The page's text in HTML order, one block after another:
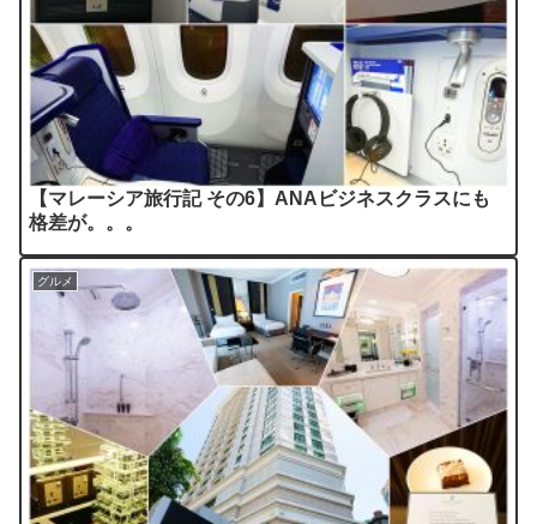
【マレーシア旅行記 その6】ANAビジネスクラスにも
格差が。。。
グルメ